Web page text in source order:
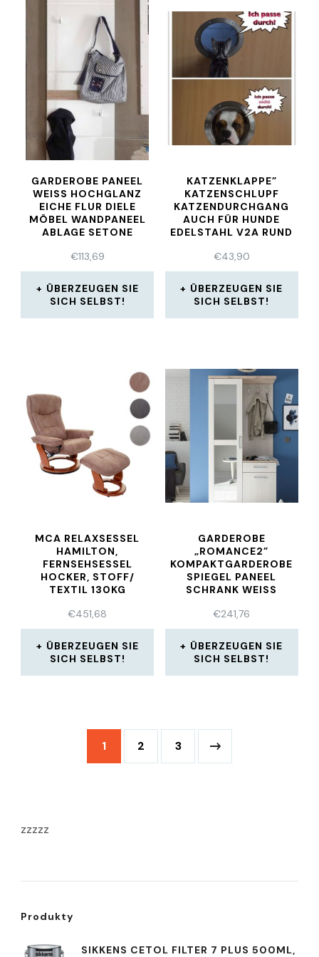
GARDEROBE PANEEL
WEISS HOCHGLANZ E
ICHE FLUR DIELE M
ÖBEL WANDPANEEL A
BLAGE SETONE
€113,69
ÜBERZEUGEN SIE
SICH SELBST!
KATZENKLAPPE”
KATZENSCHLUPF
KATZENDURCHGANG
AUCH FÜR HUNDE
EDELSTAHL V2A RUND
€43,90
ÜBERZEUGEN SIE
SICH SELBST!
MCA RELAXSESSEL
HAMILTON,
FERNSEHSESSEL
HOCKER, STOFF/
TEXTIL 130KG
€451,68
ÜBERZEUGEN SIE
SICH SELBST!
GARDEROBE
„ROMANCE2”
KOMPAKTGARDEROBE
SPIEGEL PANEEL
SCHRANK WEISS
€241,76
ÜBERZEUGEN SIE
SICH SELBST!
1 2 3
zzzzz
Produkty
SIKKENS CETOL FILTER 7 PLUS 500ML,